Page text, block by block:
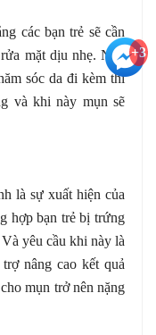
các bạn trẻ sẽ cần
mặt dịu nhẹ. Nếu
sóc da đi kèm thì
và khi này mụn sẽ
là sự xuất hiện của
hợp bạn trẻ bị trứng
yêu cầu khi này là
nâng cao kết quả
mụn trở nên nặng
+3